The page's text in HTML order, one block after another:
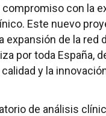
con la
Este nuevo
expansión de la red
por toda España,
y la
de análisis